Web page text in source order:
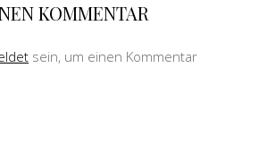
KOMMENTAR
sein, um einen Kommentar